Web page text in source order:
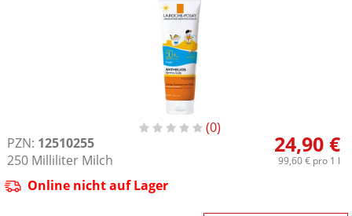
0
PZN: 12510255
250 Milliliter Milch
24,90 €
99,60 €pro 1 l
Online nicht auf Lager